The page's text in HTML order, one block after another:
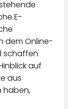
E-
dem Online-
schaffen
auf
aus
haben,